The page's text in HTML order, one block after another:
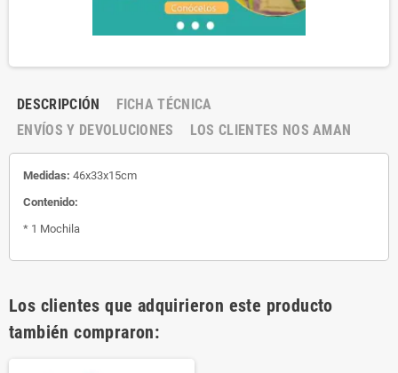
DESCRIPCIÓN
FICHA TÉCNICA
ENVÍOS Y DEVOLUCIONES
LOS CLIENTES NOS AMAN
Medidas: 46x33x15cm
Contenido:
* 1 Mochila
Los clientes que adquirieron este producto
también compraron: